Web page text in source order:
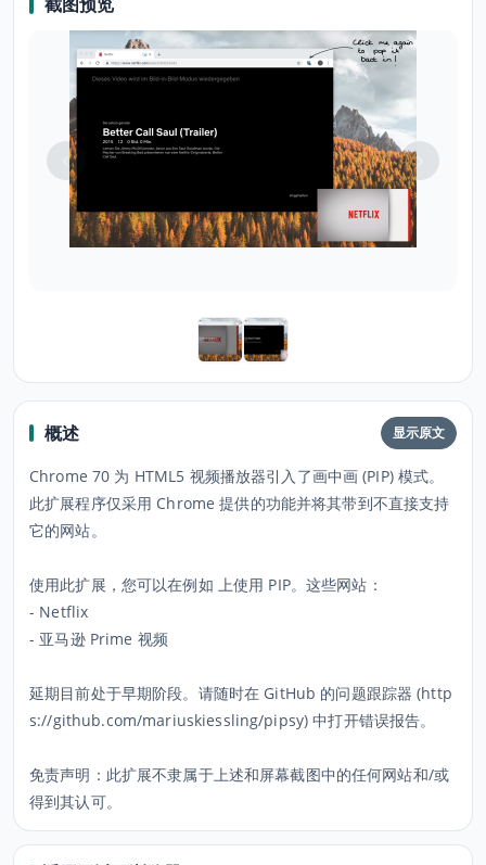
概述 显示原文
Chrome 70 为 HTML5 视频播放器引入了画中画 (PIP) 模式。
此扩展程序仅采用 Chrome 提供的功能并将其带到不直接支持
它的网站。
使用此扩展，您可以在例如 上使用 PIP。这些网站：
- Netflix
- 亚马逊 Prime 视频
延期目前处于早期阶段。请随时在 GitHub 的问题跟踪器 (http
s://github.com/mariuskiessling/pipsy) 中打开错误报告。
免责声明：此扩展不隶属于上述和屏幕截图中的任何网站和/或
得到其认可。